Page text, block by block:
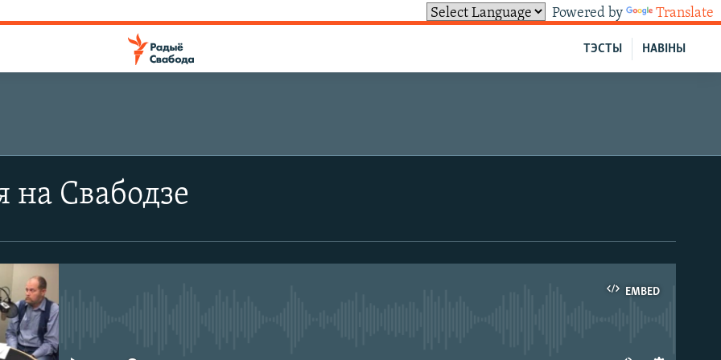
Powered by Translate
НАВІНЫ
ТЭСТЫ
на Свабодзе
EMBED